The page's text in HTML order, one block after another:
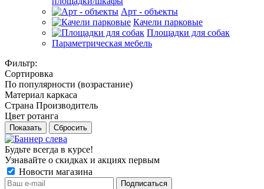
Арт - объекты
Качели парковые
Площадки для собак
Параметрическая мебель
Фильтр:
Сортировка
По популярности (возрастание)
Материал каркаса
Страна Производитель
Цвет ротанга
Показать Сбросить
Будьте всегда в курсе!
Узнавайте о скидках и акциях первым
Новости магазина